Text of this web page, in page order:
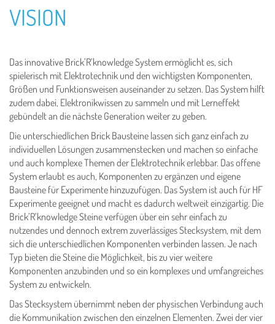
VISION
Das innovative Brick’R’knowledge System ermöglicht es, sich
spielerisch mit Elektrotechnik und den wichtigsten Komponenten,
Größen und Funktionsweisen auseinander zu setzen. Das System hilft
zudem dabei, Elektronikwissen zu sammeln und mit Lerneffekt
gebündelt an die nächste Generation weiter zu geben.
Die unterschiedlichen Brick Bausteine lassen sich ganz einfach zu
individuellen Lösungen zusammenstecken und machen so einfache
und auch komplexe Themen der Elektrotechnik erlebbar. Das offene
System erlaubt es auch, Komponenten zu ergänzen und eigene
Bausteine für Experimente hinzuzufügen. Das System ist auch für HF
Experimente geeignet und macht es dadurch weltweit einzigartig. Die
Brick’R’knowledge Steine verfügen über ein sehr einfach zu
nutzendes und dennoch extrem zuverlässiges Stecksystem, mit dem
sich die unterschiedlichen Komponenten verbinden lassen. Je nach
Typ bieten die Steine die Möglichkeit, bis zu vier weitere
Komponenten anzubinden und so ein komplexes und umfangreiches
System zu entwickeln.
Das Stecksystem übernimmt neben der physischen Verbindung auch
die Kommunikation zwischen den einzelnen Elementen. Zwei der vier